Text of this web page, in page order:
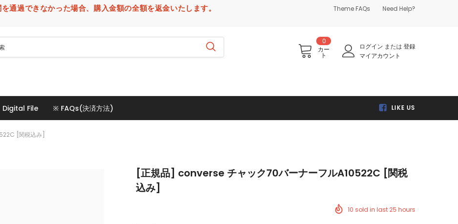
場合、購入金額の全額を返金いたします。 Theme FAQs Need Help?
0
カー
ト
ログイン または 登録
マイアカウント
Digital File ※ FAQs(決済方法) LIKE US
[関税込み]
[正規品] converse チャック70バーナーフルA10522C [関税
込み]
10 sold in last25 hours